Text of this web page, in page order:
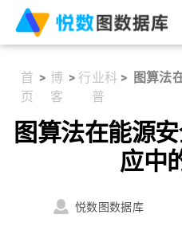
首
页
> 博
客
> 行业科
普
> 图算法
图算法在能源
应中
悦数图数据库